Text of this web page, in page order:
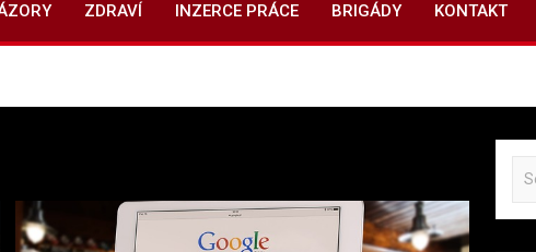
ZDRAVÍ INZERCE PRÁCE BRIGÁDY KONTAKT
a